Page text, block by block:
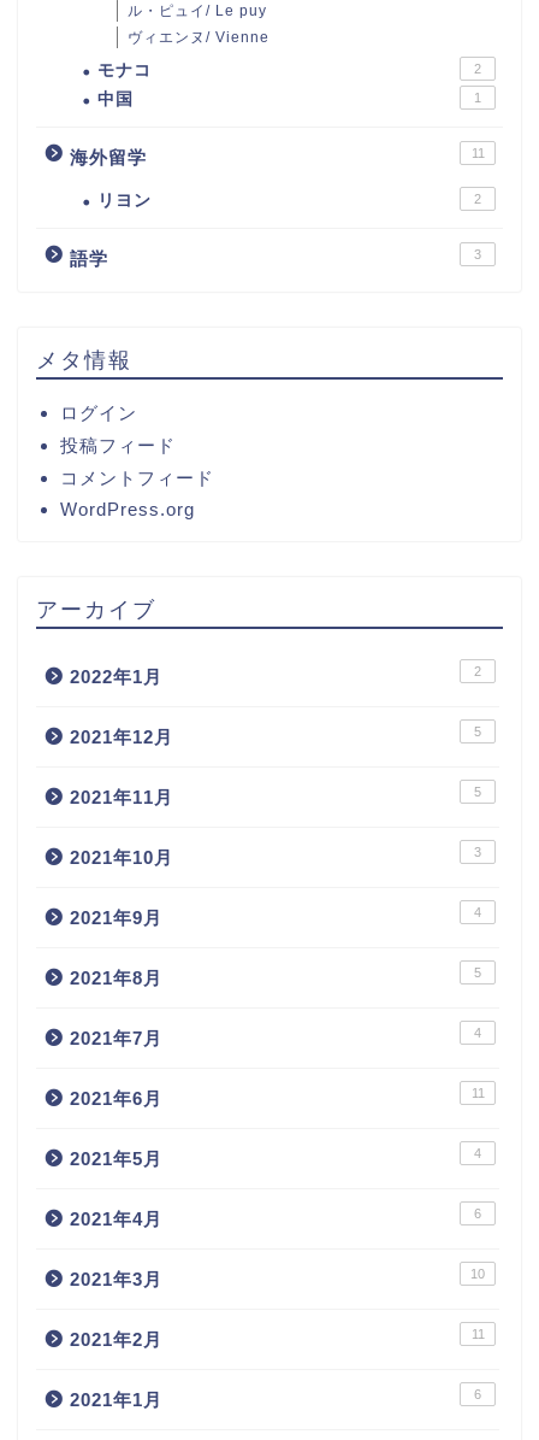
ル・ピュイ/ Le puy
ヴィエンヌ/ Vienne
モナコ 2
中国 1
海外留学 11
リヨン 2
語学 3
メタ情報
ログイン
投稿フィード
コメントフィード
WordPress.org
アーカイブ
2022年1月 2
2021年12月 5
2021年11月 5
2021年10月 3
2021年9月 4
2021年8月 5
2021年7月 4
2021年6月 11
2021年5月 4
2021年4月 6
2021年3月 10
2021年2月 11
2021年1月 6